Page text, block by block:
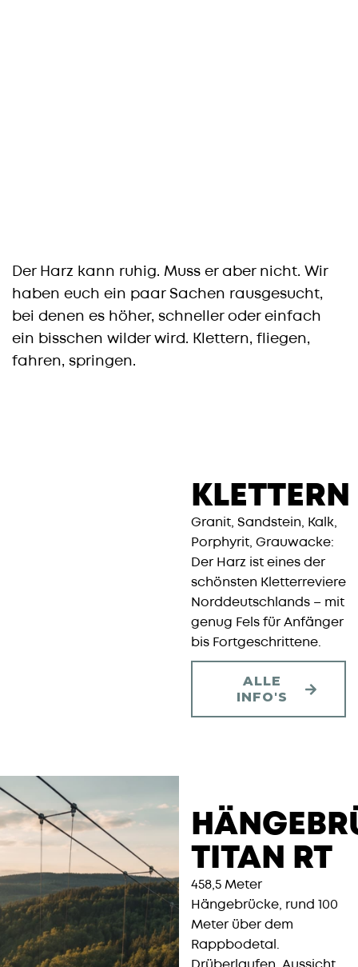
Der Harz kann ruhig. Muss er aber nicht. Wir
haben euch ein paar Sachen rausgesucht,
bei denen es höher, schneller oder einfach
ein bisschen wilder wird. Klettern, fliegen,
fahren, springen.
KLETTERN
Granit, Sandstein, Kalk,
Porphyrit, Grauwacke:
Der Harz ist eines der
schönsten Kletterreviere
Norddeutschlands – mit
genug Fels für Anfänger
bis Fortgeschrittene.
ALLE
INFO'S
TITAN RT
458,5 Meter
Hängebrücke, rund 100
Meter über dem
Rappbodetal.